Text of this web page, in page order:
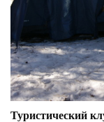
Туристический